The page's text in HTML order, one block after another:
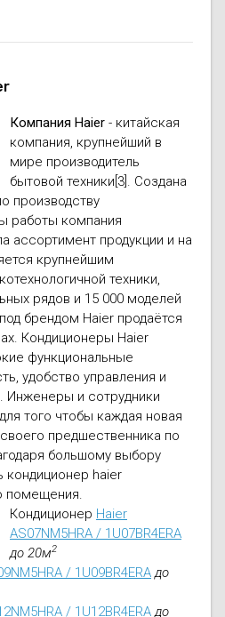
Компания Haier - китайская
компания, крупнейший в
мире производитель
бытовой техники[3]. Создана
производству
работы компания
ассортимент продукции и на
крупнейшим
техники,
рядов и 15 000 моделей
брендом Haier продаётся
Кондиционеры Haier
функциональные
удобство управления и
Инженеры и сотрудники
того чтобы каждая новая
предшественника по
большому выбору
кондиционер haier
помещения.
Кондиционер Haier
AS07NM5HRA / 1U07BR4ERA
до 20м2
/ 1U09BR4ERA до
/ 1U12BR4ERA до